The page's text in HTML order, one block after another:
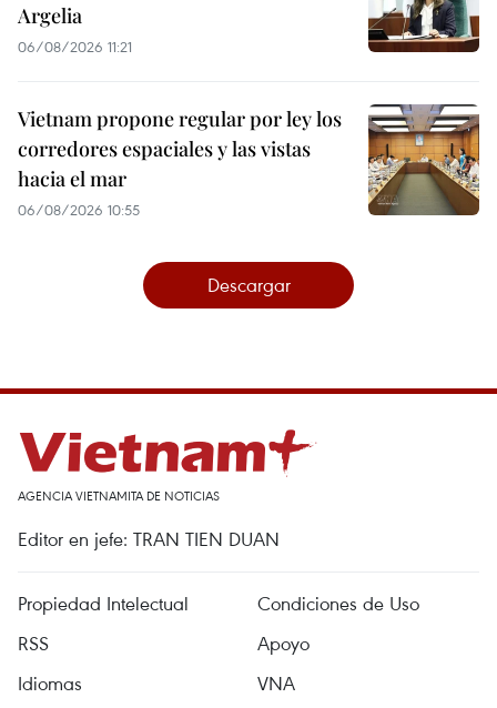
Argelia
06/08/2026 11:21
Vietnam propone regular por ley los
corredores espaciales y las vistas
hacia el mar
06/08/2026 10:55
Descargar
AGENCIA VIETNAMITA DE NOTICIAS
Editor en jefe: TRAN TIEN DUAN
Propiedad Intelectual
Condiciones de Uso
RSS
Apoyo
Idiomas
VNA